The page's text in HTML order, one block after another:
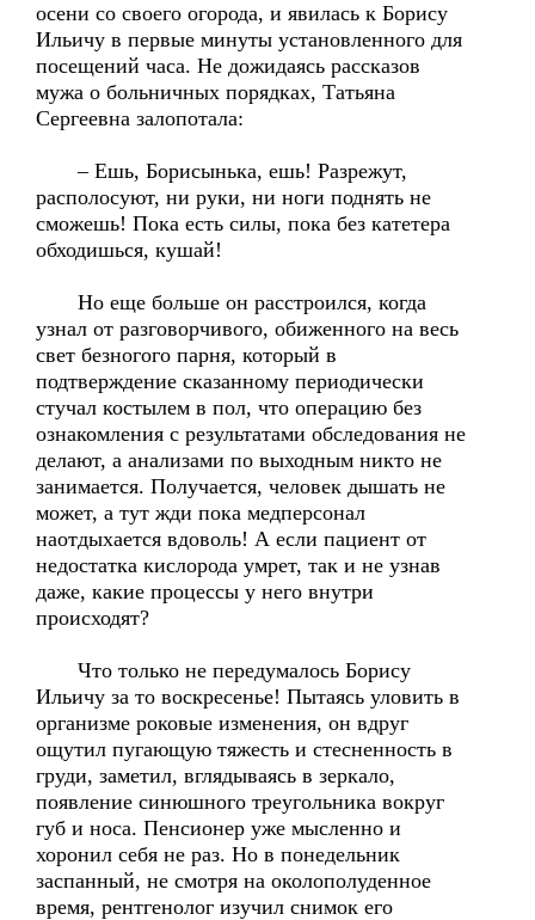
осени со своего огорода, и явилась к Борису
Ильичу в первые минуты установленного для
посещений часа. Не дожидаясь рассказов
мужа о больничных порядках, Татьяна
Сергеевна залопотала:
– Ешь, Борисынька, ешь! Разрежут,
располосуют, ни руки, ни ноги поднять не
сможешь! Пока есть силы, пока без катетера
обходишься, кушай!
Но еще больше он расстроился, когда
узнал от разговорчивого, обиженного на весь
свет безногого парня, который в
подтверждение сказанному периодически
стучал костылем в пол, что операцию без
ознакомления с результатами обследования не
делают, а анализами по выходным никто не
занимается. Получается, человек дышать не
может, а тут жди пока медперсонал
наотдыхается вдоволь! А если пациент от
недостатка кислорода умрет, так и не узнав
даже, какие процессы у него внутри
происходят?
Что только не передумалось Борису
Ильичу за то воскресенье! Пытаясь уловить в
организме роковые изменения, он вдруг
ощутил пугающую тяжесть и стесненность в
груди, заметил, вглядываясь в зеркало,
появление синюшного треугольника вокруг
губ и носа. Пенсионер уже мысленно и
хоронил себя не раз. Но в понедельник
заспанный, не смотря на околополуденное
время, рентгенолог изучил снимок его